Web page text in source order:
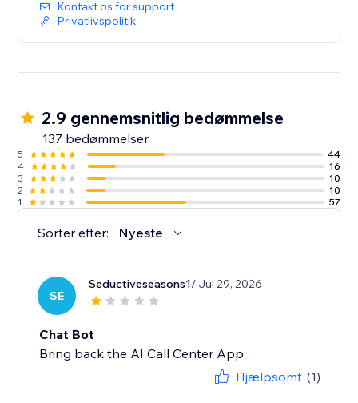
Kontakt os for support
Privatlivspolitik
2.9 gennemsnitlig bedømmelse
137 bedømmelser
5
44
4
16
3
10
2
10
1
57
Sorter efter: Nyeste
SE
Seductiveseasons1/ Jul 29, 2026
Chat Bot
Bring back the AI Call Center App
Hjælpsomt (1)